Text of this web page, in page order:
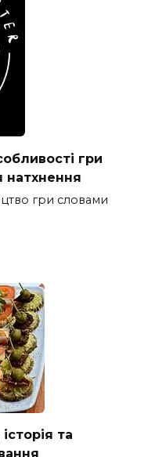
гри
натхнення
гри словами
та